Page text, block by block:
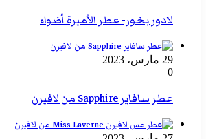
لادور بخور- عطر الأميرة أضواء
29 مارس، 2023
0
عطر سافاير Sapphire من لافيرن